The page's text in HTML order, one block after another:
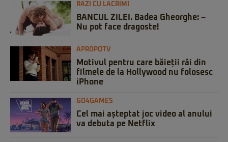
RAZI CU LACRIMI
BANCUL ZILEI. Badea Gheorghe: –
Nu pot face dragoste!
APROPOTV
Motivul pentru care băieții răi din
filmele de la Hollywood nu folosesc
iPhone
GO4GAMES
Cel mai așteptat joc video al anului
va debuta pe Netflix